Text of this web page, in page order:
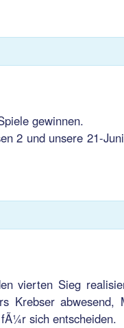
gewinnen.
2 und unsere 21-
vierten Sieg
Krebser abwesend,
sich entscheiden.